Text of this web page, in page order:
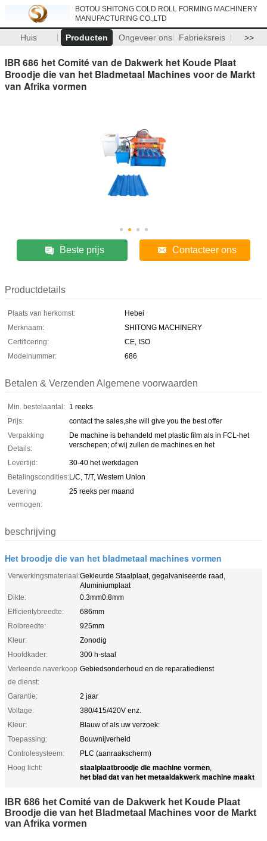
BOTOU SHITONG COLD ROLL FORMING MACHINERY
MANUFACTURING CO.,LTD
Huis Producten Ongeveer ons Fabrieksreis >>
IBR 686 het Comité van de Dakwerk het Koude Plaat
Broodje die van het Bladmetaal Machines voor de Markt
van Afrika vormen
Beste prijs Contacteer ons
Productdetails
Plaats van herkomst:
Hebei
Merknaam:
SHITONG MACHINERY
Certificering:
CE, ISO
Modelnummer:
686
Betalen & Verzenden Algemene voorwaarden
Min. bestelaantal: 1 reeks
Prijs:
contact the sales,she will give you the best offer
Verpakking
Details:
De machine is behandeld met plastic film als in FCL-het
verschepen; of wij zullen de machines en het
Levertijd:
30-40 het werkdagen
Betalingscondities:L/C, T/T, Western Union
Levering
vermogen:
25 reeks per maand
beschrijving
Het broodje die van het bladmetaal machines vormen
Verwerkingsmateriaal:Gekleurde Staalplaat, gegalvaniseerde raad,
Aluminiumplaat
Dikte:
0.3mm0.8mm
Efficientybreedte:
686mm
Rolbreedte:
925mm
Kleur:
Zonodig
Hoofdkader:
300 h-staal
Verleende naverkoop
de dienst:
Gebiedsonderhoud en de reparatiedienst
Garantie:
2 jaar
Voltage:
380/415/420V enz.
Kleur:
Blauw of als uw verzoek:
Toepassing:
Bouwnijverheid
Controlesysteem:
PLC (aanraakscherm)
Hoog licht:
staalplaatbroodje die machine vormen,
het blad dat van het metaaldakwerk machine maakt
IBR 686 het Comité van de Dakwerk het Koude Plaat
Broodje die van het Bladmetaal Machines voor de Markt
van Afrika vormen